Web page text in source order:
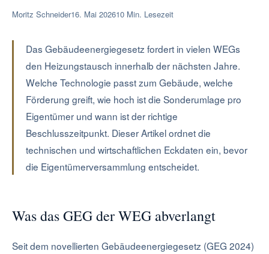
Moritz Schneider16. Mai 202610 Min. Lesezeit
Das Gebäudeenergiegesetz fordert in vielen WEGs
den Heizungstausch innerhalb der nächsten Jahre.
Welche Technologie passt zum Gebäude, welche
Förderung greift, wie hoch ist die Sonderumlage pro
Eigentümer und wann ist der richtige
Beschlusszeitpunkt. Dieser Artikel ordnet die
technischen und wirtschaftlichen Eckdaten ein, bevor
die Eigentümerversammlung entscheidet.
Was das GEG der WEG abverlangt
Seit dem novellierten Gebäudeenergiegesetz (GEG 2024)